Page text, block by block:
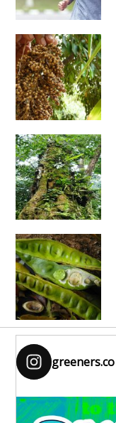
greeners.co